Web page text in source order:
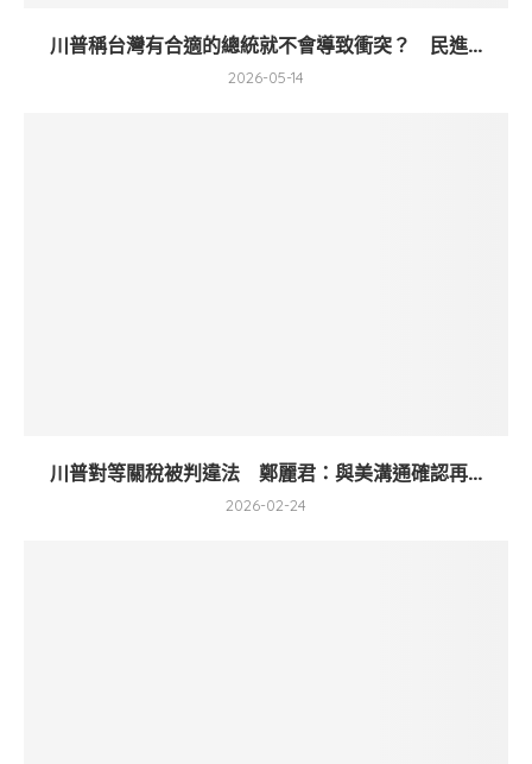
川普稱台灣有合適的總統就不會導致衝突？ 民進...
2026-05-14
川普對等關稅被判違法 鄭麗君：與美溝通確認再...
2026-02-24